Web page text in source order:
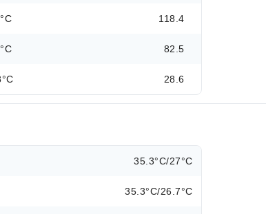
118.4
82.5
28.6
35.3°C/27°C
35.3°C/26.7°C